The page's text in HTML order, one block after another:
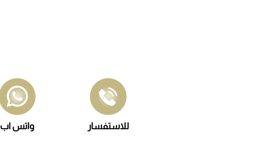
واتس اب للاستفسار